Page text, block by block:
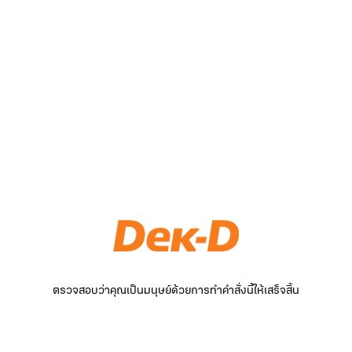
ตรวจสอบว่าคุณเป็นมนุษย์ด้วยการทำคำสั่งนี้ให้เสร็จสิ้น